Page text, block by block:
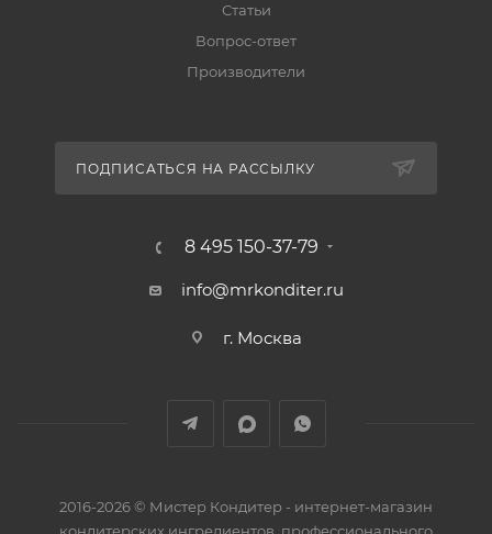
Статьи
Вопрос-ответ
Производители
ПОДПИСАТЬСЯ НА РАССЫЛКУ
8 495 150-37-79
info@mrkonditer.ru
г. Москва
2016-2026 © Мистер Кондитер - интернет-магазин